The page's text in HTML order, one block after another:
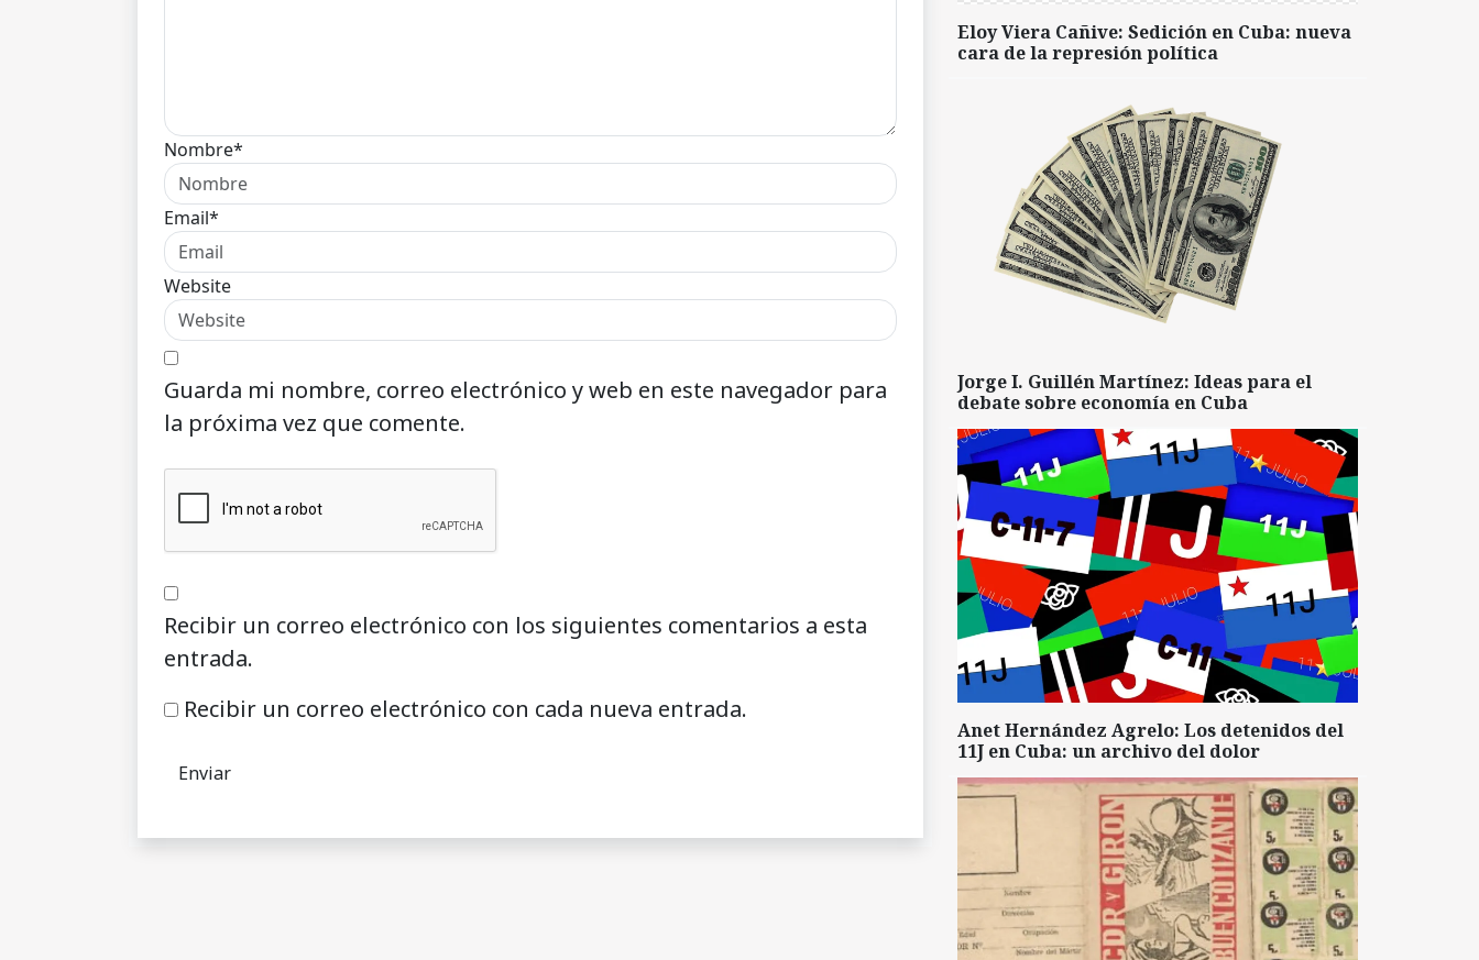
Nombre*
Email*
Website
Guarda mi nombre, correo electrónico y web en este navegador para
la próxima vez que comente.
Recibir un correo electrónico con los siguientes comentarios a esta
entrada.
Recibir un correo electrónico con cada nueva entrada.
Eloy Viera Cañive: Sedición en Cuba: nueva
cara de la represión política
Jorge I. Guillén Martínez: Ideas para el
debate sobre economía en Cuba
Anet Hernández Agrelo: Los detenidos del
11J en Cuba: un archivo del dolor